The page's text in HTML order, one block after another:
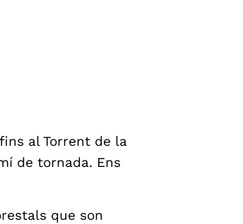
al Torrent de la
de tornada. Ens
que son